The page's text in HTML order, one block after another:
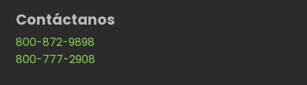
Contáctanos
800-872-9898
800-777-2908